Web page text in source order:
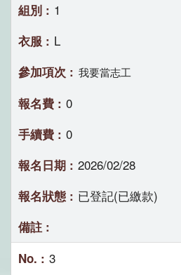
1
L
我要當志工
0
0
2026/02/28
已登記(已繳款)
3